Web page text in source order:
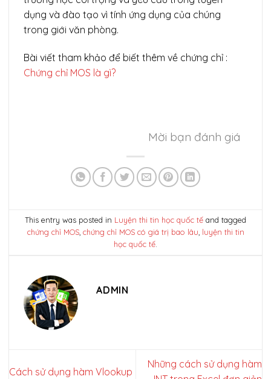
dụng và đào tạo vì tính ứng dụng của chúng
trong giới văn phòng.
Bài viết tham khảo để biết thêm về chứng chỉ :
Chứng chỉ MOS là gì?
Mời bạn đánh giá
This entry was posted in Luyện thi tin học quốc tế and tagged
chứng chỉ MOS, chứng chỉ MOS có giá trị bao lâu luyện thi tin
học quốc tế
ADMIN
Cách sử dụng hàm Vlookup
Những cách sử dụng hàm